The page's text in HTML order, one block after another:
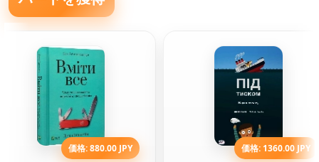
価格: 880.00 JPY 価格: 1360.00 JPY